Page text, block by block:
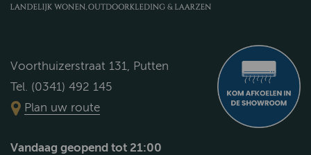
Voorthuizerstraat 131, Putten
Tel. (0341) 492 145
Plan uw route
Vandaag geopend tot 21:00